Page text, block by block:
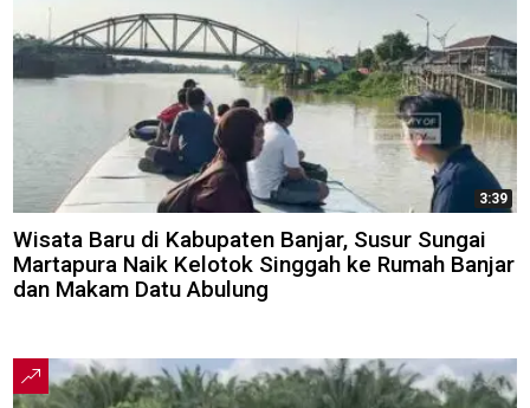
3:39
Wisata Baru di Kabupaten Banjar, Susur Sungai
Martapura Naik Kelotok Singgah ke Rumah Banjar
dan Makam Datu Abulung